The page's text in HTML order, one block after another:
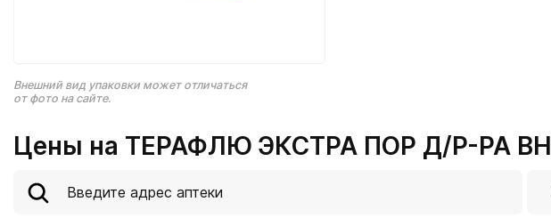
Внешний вид упаковки может отличаться
от фото на сайте.
Цены на ТЕРАФЛЮ ЭКСТРА ПОР Д/Р-РА